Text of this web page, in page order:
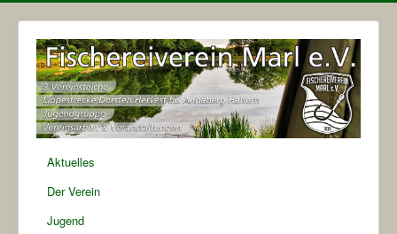
Aktuelles
Der Verein
Jugend